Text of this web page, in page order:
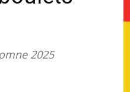
2025